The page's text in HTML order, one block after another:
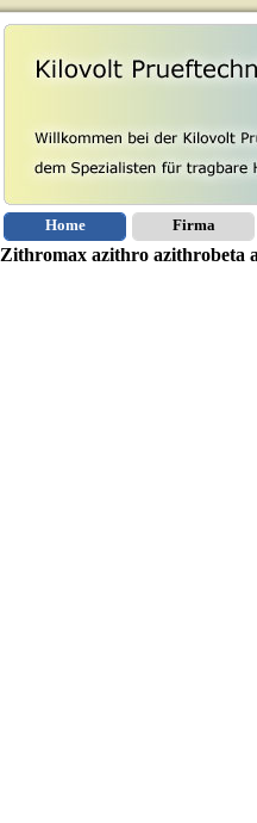
Home Firma
Zithromax azithro azithrobeta